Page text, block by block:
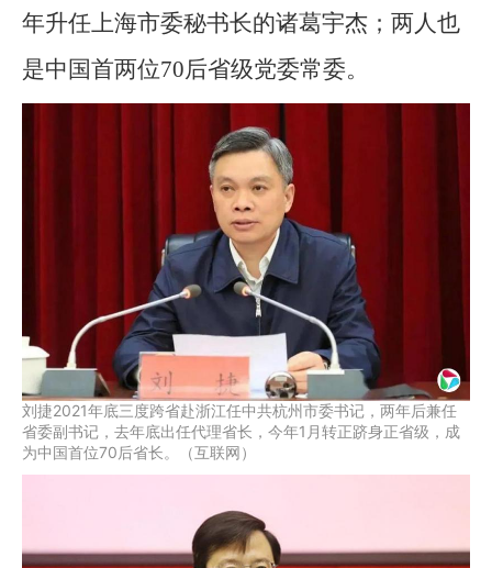
年升任上海市委秘书长的诸葛宇杰；两人也
是中国首两位70后省级党委常委。
刘捷2021年底三度跨省赴浙江任中共杭州市委书记，两年后兼任
省委副书记，去年底出任代理省长，今年1月转正跻身正省级，成
为中国首位70后省长。（互联网）